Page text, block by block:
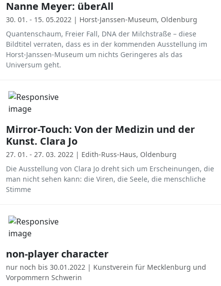
Nanne Meyer: überAll
30. 01. - 15. 05.2022 | Horst-Janssen-Museum, Oldenburg
Quantenschaum, Freier Fall, DNA der Milchstraße – diese
Bildtitel verraten, dass es in der kommenden Ausstellung im
Horst-Janssen-Museum um nichts Geringeres als das
Universum geht.
Mirror-Touch: Von der Medizin und der
Kunst. Clara Jo
27. 01. - 27. 03. 2022 | Edith-Russ-Haus, Oldenburg
Die Ausstellung von Clara Jo dreht sich um Erscheinungen, die
man nicht sehen kann: die Viren, die Seele, die menschliche
Stimme
non-player character
nur noch bis 30.01.2022 | Kunstverein für Mecklenburg und
Vorpommern Schwerin